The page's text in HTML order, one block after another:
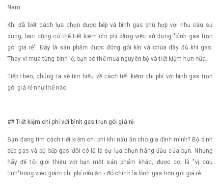
Nam.
Khi đã biết cách lựa chọn được bếp và bình gas phù hợp với nhu cầu sử
dụng, bạn cũng có thể tiết kiệm chi phí bằng việc sử dụng "bình gas trọn
gói giá rẻ". Đây là sản phẩm được đóng gói kín và chứa đầy đủ khí gas.
Thay vì mua từng bình lẻ, bạn có thể mua nguyên bộ và tiết kiệm hơn nữa.
Tiếp theo, chúng ta sẽ tìm hiểu về cách tiết kiệm chi phí với bình gas trọn
gói giá rẻ như thế nào.
## Tiết kiệm chi phí với bình gas trọn gói giá rẻ
Bạn đang tìm cách tiết kiệm chi phí khi nấu ăn cho gia đình mình? Bộ bình
bếp gas và bộ bếp gas đôi có lẽ là sự lựa chọn hàng đầu của bạn. Nhưng
hãy để tôi giới thiệu với bạn một sản phẩm khác, được coi là "vị cứu
tinh"trong việc giảm chi phí nấu ăn - đó chính là bình gas trọn gói giá rẻ.